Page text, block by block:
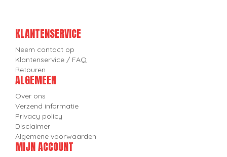
KLANTENSERVICE
Neem contact op
Klantenservice / FAQ
Retouren
ALGEMEEN
Over ons
Verzend informatie
Privacy policy
Disclaimer
Algemene voorwaarden
MIJN ACCOUNT